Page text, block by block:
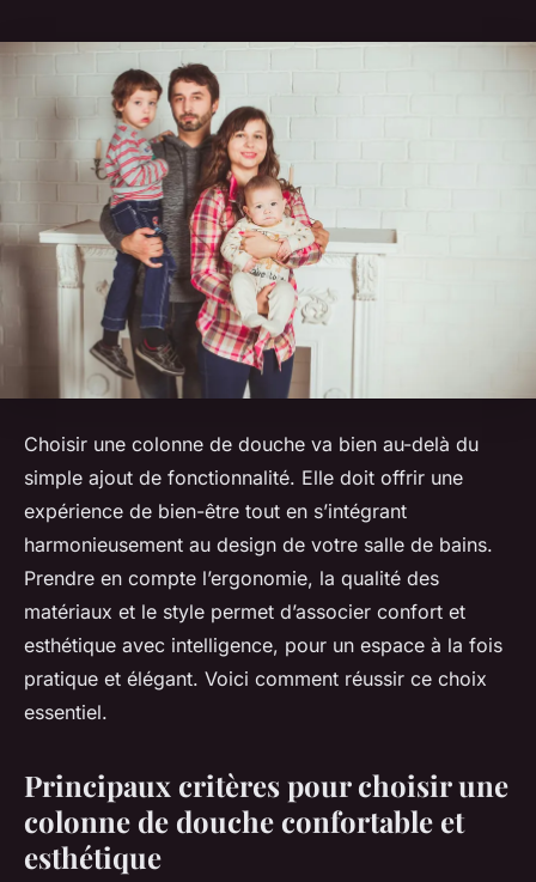
Choisir une colonne de douche va bien au-delà du
simple ajout de fonctionnalité. Elle doit offrir une
expérience de bien-être tout en s’intégrant
harmonieusement au design de votre salle de bains.
Prendre en compte l’ergonomie, la qualité des
matériaux et le style permet d’associer confort et
esthétique avec intelligence, pour un espace à la fois
pratique et élégant. Voici comment réussir ce choix
essentiel.
Principaux critères pour choisir une
colonne de douche confortable et
esthétique